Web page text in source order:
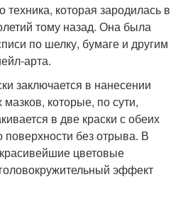
техника, которая зародилась в
тому назад. Она была
по шелку, бумаге и другим
арта.
заключается в нанесении
которые, по сути,
в две краски с обеих
поверхности без отрыва. В
цветовые
эффект